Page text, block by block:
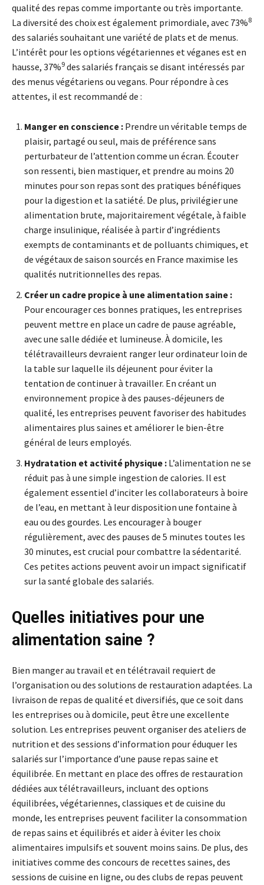
qualité des repas comme importante ou très importante.
La diversité des choix est également primordiale, avec 73%8
des salariés souhaitant une variété de plats et de menus.
L’intérêt pour les options végétariennes et véganes est en
hausse, 37%9 des salariés français se disant intéressés par
des menus végétariens ou vegans. Pour répondre à ces
attentes, il est recommandé de :
Manger en conscience : Prendre un véritable temps de
plaisir, partagé ou seul, mais de préférence sans
perturbateur de l’attention comme un écran. Écouter
son ressenti, bien mastiquer, et prendre au moins 20
minutes pour son repas sont des pratiques bénéfiques
pour la digestion et la satiété. De plus, privilégier une
alimentation brute, majoritairement végétale, à faible
charge insulinique, réalisée à partir d’ingrédients
exempts de contaminants et de polluants chimiques, et
de végétaux de saison sourcés en France maximise les
qualités nutritionnelles des repas.
Créer un cadre propice à une alimentation saine :
Pour encourager ces bonnes pratiques, les entreprises
peuvent mettre en place un cadre de pause agréable,
avec une salle dédiée et lumineuse. À domicile, les
télétravailleurs devraient ranger leur ordinateur loin de
la table sur laquelle ils déjeunent pour éviter la
tentation de continuer à travailler. En créant un
environnement propice à des pauses-déjeuners de
qualité, les entreprises peuvent favoriser des habitudes
alimentaires plus saines et améliorer le bien-être
général de leurs employés.
Hydratation et activité physique : L’alimentation ne se
réduit pas à une simple ingestion de calories. Il est
également essentiel d’inciter les collaborateurs à boire
de l’eau, en mettant à leur disposition une fontaine à
eau ou des gourdes. Les encourager à bouger
régulièrement, avec des pauses de 5 minutes toutes les
30 minutes, est crucial pour combattre la sédentarité.
Ces petites actions peuvent avoir un impact significatif
sur la santé globale des salariés.
Quelles initiatives pour une
alimentation saine ?
Bien manger au travail et en télétravail requiert de
l’organisation ou des solutions de restauration adaptées. La
livraison de repas de qualité et diversifiés, que ce soit dans
les entreprises ou à domicile, peut être une excellente
solution. Les entreprises peuvent organiser des ateliers de
nutrition et des sessions d’information pour éduquer les
salariés sur l’importance d’une pause repas saine et
équilibrée. En mettant en place des offres de restauration
dédiées aux télétravailleurs, incluant des options
équilibrées, végétariennes, classiques et de cuisine du
monde, les entreprises peuvent faciliter la consommation
de repas sains et équilibrés et aider à éviter les choix
alimentaires impulsifs et souvent moins sains. De plus, des
initiatives comme des concours de recettes saines, des
sessions de cuisine en ligne, ou des clubs de repas peuvent